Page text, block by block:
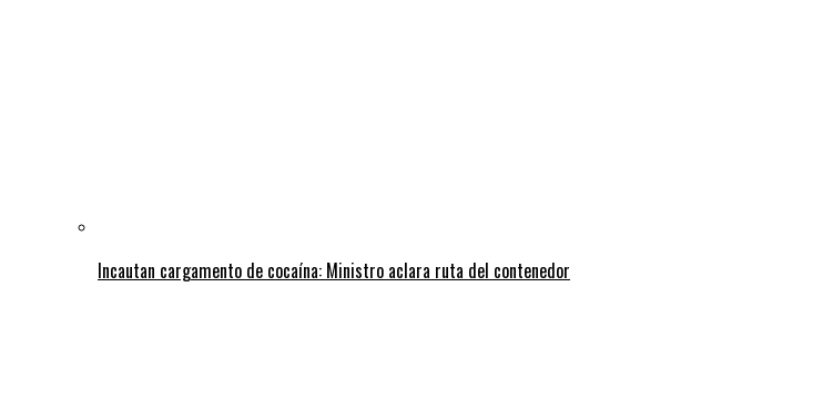
Incautan cargamento de cocaína: Ministro aclara ruta del contenedor